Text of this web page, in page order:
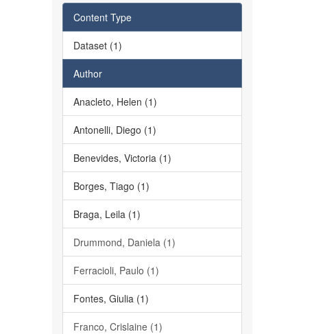
Content Type
Dataset (1)
Author
Anacleto, Helen (1)
Antonelli, Diego (1)
Benevides, Victoria (1)
Borges, Tiago (1)
Braga, Leila (1)
Drummond, Daniela (1)
Ferracioli, Paulo (1)
Fontes, Giulia (1)
Franco, Crislaine (1)